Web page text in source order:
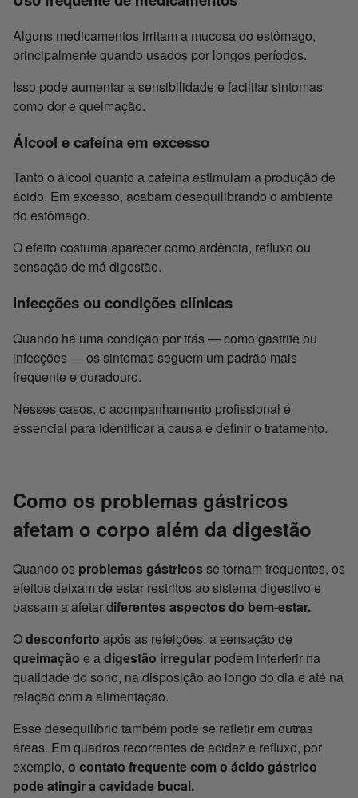
Alguns medicamentos irritam a mucosa do estômago,
principalmente quando usados por longos períodos.
Isso pode aumentar a sensibilidade e facilitar sintomas
como dor e queimação.
Álcool e cafeína em excesso
Tanto o álcool quanto a cafeína estimulam a produção de
ácido. Em excesso, acabam desequilibrando o ambiente
do estômago.
O efeito costuma aparecer como ardência, refluxo ou
sensação de má digestão.
Infecções ou condições clínicas
Quando há uma condição por trás — como gastrite ou
infecções — os sintomas seguem um padrão mais
frequente e duradouro.
Nesses casos, o acompanhamento profissional é
essencial para identificar a causa e definir o tratamento.
Como os problemas gástricos
afetam o corpo além da digestão
Quando os problemas gástricosse tornam frequentes, os
efeitos deixam de estar restritos ao sistema digestivo e
passam a afetar diferentes aspectos do bem-estar.
Odesconforto após as refeições, a sensação de
queimação e adigestão irregular podem interferir na
qualidade do sono, na disposição ao longo do dia e até na
relação com a alimentação.
Esse desequilíbrio também pode se refletir em outras
áreas. Em quadros recorrentes de acidez e refluxo, por
exemplo, o contato frequente com o ácido gástrico
pode atingir a cavidade bucal.